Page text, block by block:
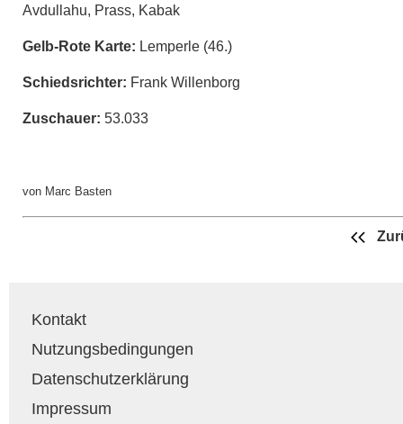
Avdullahu, Prass, Kabak
Gelb-Rote Karte: Lemperle (46.)
Schiedsrichter: Frank Willenborg
Zuschauer: 53.033
von Marc Basten
Kontakt
Nutzungsbedingungen
Datenschutzerklärung
Impressum